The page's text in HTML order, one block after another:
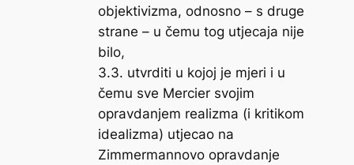
objektivizma, odnosno – s druge
strane – u čemu tog utjecaja nije
bilo,
3.3. utvrditi u kojoj je mjeri i u
čemu sve Mercier svojim
opravdanjem realizma (i kritikom
idealizma) utjecao na
Zimmermannovo opravdanje